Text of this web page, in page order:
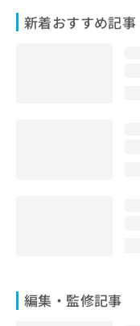
新着おすすめ記事
編集・監修記事